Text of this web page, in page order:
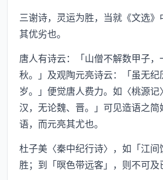
三谢诗，灵运为胜，当就《文选
其优劣也。
唐人有诗云：「山僧不解数甲子
秋。」及观陶元亮诗云：「虽无
岁。」便觉唐人费力。如〈桃源
汉，无论魏、晋。」可见造语之
语，而元亮其尤也。
杜子美〈秦中纪行诗〉，如「江
胜；到「暝色带远客」，则不可及